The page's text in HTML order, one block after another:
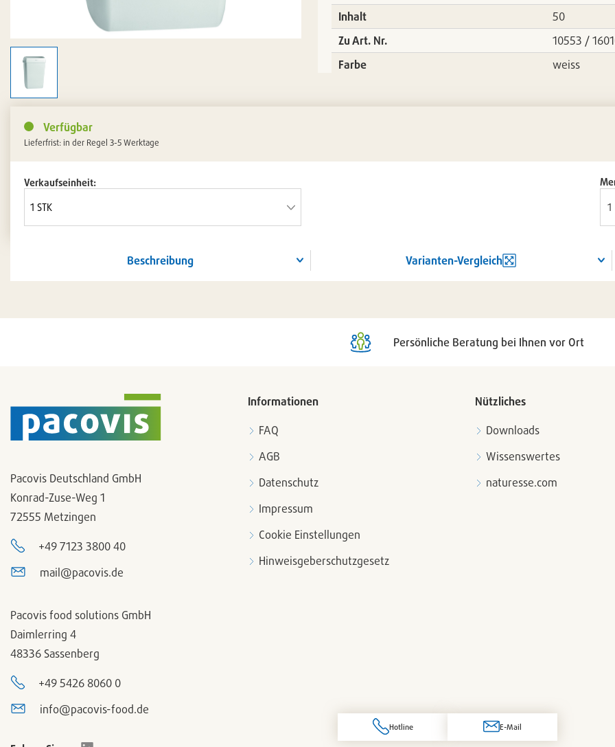
Inhalt
50
Zu Art. Nr.
10553 /
Farbe
weiss
Verfügbar
Lieferfrist: in der Regel 3-5 Werktage
Verkaufseinheit:
Beschreibung Varianten-Vergleich
Persönliche Beratung bei Ihnen vor Ort
Pacovis Deutschland GmbH
Konrad-Zuse-Weg 1
72555 Metzingen
+49 7123 3800 40
mail@pacovis.de
Pacovis food solutions GmbH
Daimlerring 4
48336 Sassenberg
+49 5426 8060 0
info@pacovis-food.de
Informationen
FAQ
AGB
Datenschutz
Impressum
Cookie Einstellungen
Hinweisgeberschutzgesetz
Nützliches
Downloads
Wissenswertes
naturesse.com
Hotline E-Mail